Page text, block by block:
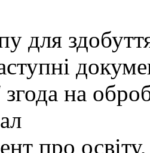
для
згода на
про освіту,